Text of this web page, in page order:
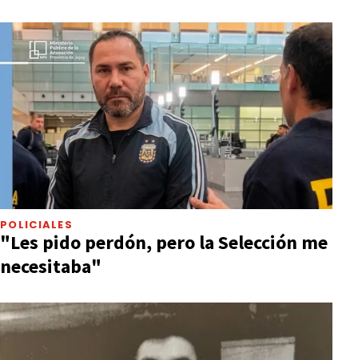
POLICIALES
"Les pido perdón, pero la Selección me
necesitaba"